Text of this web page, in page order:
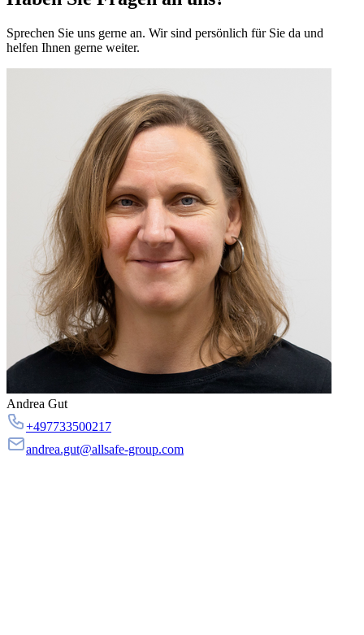
Sprechen Sie uns gerne an. Wir sind persönlich für Sie da und
helfen Ihnen gerne weiter.
Andrea Gut
+497733500217
andrea.gut@allsafe-group.com